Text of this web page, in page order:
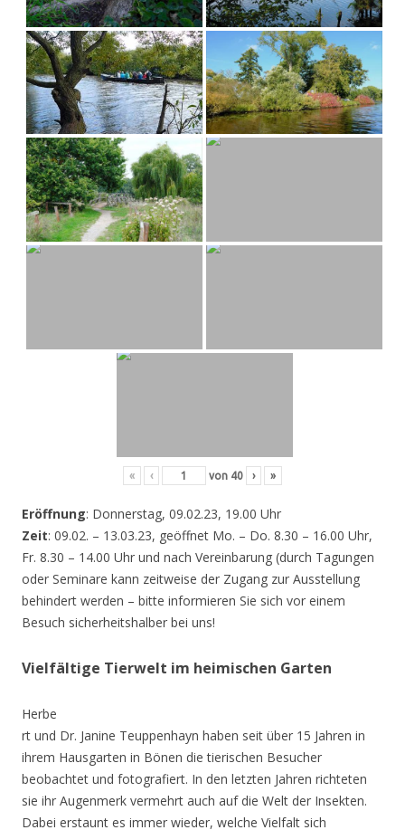
« ‹ von 40 › »
Eröffnung: Donnerstag, 09.02.23, 19.00 Uhr
Zeit: 09.02. – 13.03.23, geöffnet Mo. – Do. 8.30 – 16.00 Uhr,
Fr. 8.30 – 14.00 Uhr und nach Vereinbarung (durch Tagungen
oder Seminare kann zeitweise der Zugang zur Ausstellung
behindert werden – bitte informieren Sie sich vor einem
Besuch sicherheitshalber bei uns!
Vielfältige Tierwelt im heimischen Garten
Herbe
rt und Dr. Janine Teuppenhayn haben seit über 15 Jahren in
ihrem Hausgarten in Bönen die tierischen Besucher
beobachtet und fotografiert. In den letzten Jahren richteten
sie ihr Augenmerk vermehrt auch auf die Welt der Insekten.
Dabei erstaunt es immer wieder, welche Vielfalt sich